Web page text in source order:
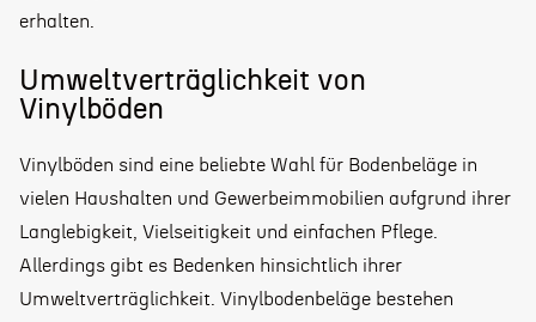
erhalten.
Umweltverträglichkeit von
Vinylböden
Vinylböden sind eine beliebte Wahl für Bodenbeläge in
vielen Haushalten und Gewerbeimmobilien aufgrund ihrer
Langlebigkeit, Vielseitigkeit und einfachen Pflege.
Allerdings gibt es Bedenken hinsichtlich ihrer
Umweltverträglichkeit. Vinylbodenbeläge bestehen